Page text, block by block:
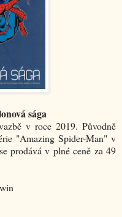
sága
v roce 2019. Původně
"Amazing Spider-Man" v
prodává v plné ceně za 49